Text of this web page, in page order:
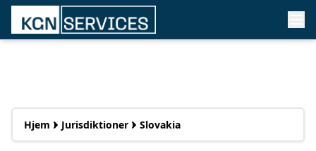
Hjem Jurisdiktioner Slovakia